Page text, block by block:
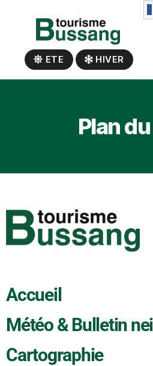
ETE HIVER
Plan
Accueil
Météo & Bulletin
Cartographie
Panneau de gestion des